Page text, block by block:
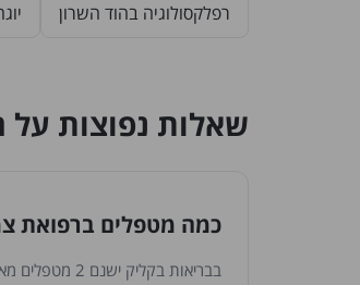
רפלקסולוגיה בהוד השרון
שאלות נפוצות
כמה מטפלים ברפואת
בבריאות